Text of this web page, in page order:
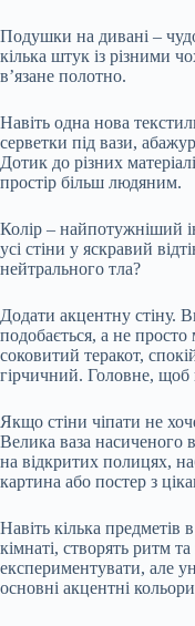
Подушки на дивані –
кілька штук із різними
в’язане полотно.
Навіть одна нова
серветки під вази,
Дотик до різних
простір більш людяним.
Колір – найпотужніший
усі стіни у яскравий
нейтрального тла?
Додати акцентну стіну.
подобається, а не
соковитий теракот,
гірчичний. Головне, щоб
Якщо стіни чіпати не
Велика ваза насиченого
на відкритих полицях,
картина або постер з
Навіть кілька предметів
кімнаті, створять ритм
експериментувати, але
основні акцентні